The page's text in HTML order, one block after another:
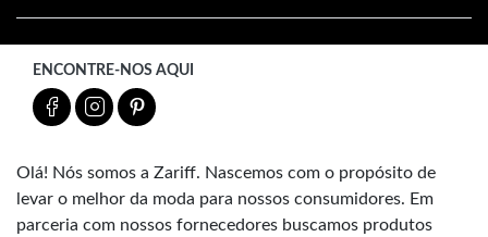
ENCONTRE-NOS AQUI
Olá! Nós somos a Zariff. Nascemos com o propósito de
levar o melhor da moda para nossos consumidores. Em
parceria com nossos fornecedores buscamos produtos